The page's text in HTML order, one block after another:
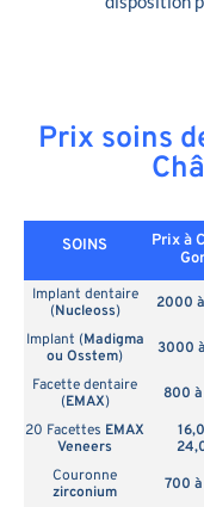
Prix soins
SOINS
Prix à
Implant dentaire
(Nucleoss) 2000
Implant (Madigma
ou Osstem) 3000
Facette dentaire
(EMAX) 800
20 Facettes EMAX
Veneers
Couronne
zirconium
700